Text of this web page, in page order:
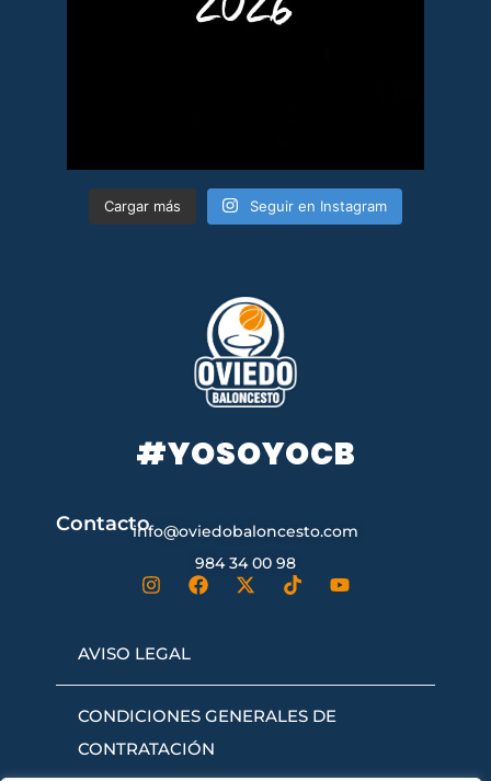
Cargar más Seguir en Instagram
#YOSOYOCB
Contactoinfo@oviedobaloncesto.com
984 34 00 98
AVISO LEGAL
CONDICIONES GENERALES DE
CONTRATACIÓN